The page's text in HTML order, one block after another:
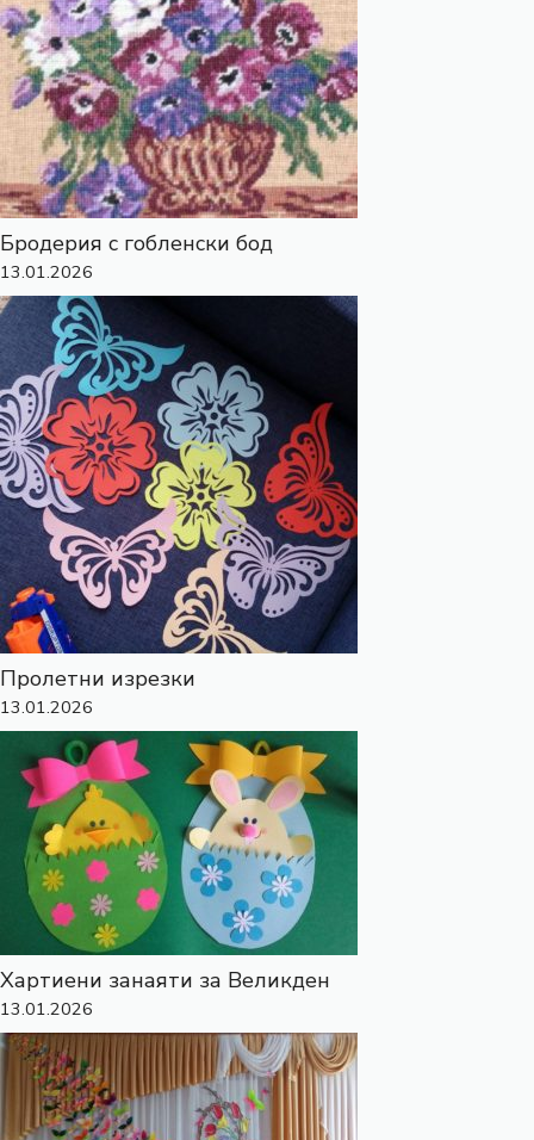
Бродерия с гобленски бод
13.01.2026
Пролетни изрезки
13.01.2026
Хартиени занаяти за Великден
13.01.2026